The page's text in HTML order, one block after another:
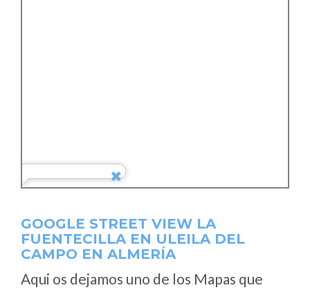
GOOGLE STREET VIEW LA
FUENTECILLA EN ULEILA DEL
CAMPO EN ALMERÍA
Aqui os dejamos uno de los Mapas que